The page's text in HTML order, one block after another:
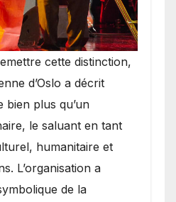
cette distinction,
d’Oslo a décrit
bien plus qu’un
le saluant en tant
humanitaire et
L’organisation a
de la